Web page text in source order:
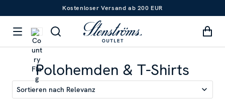
Kostenloser Versand ab 200 EUR
Polohemden & T-Shirts
Sortieren nach Relevanz